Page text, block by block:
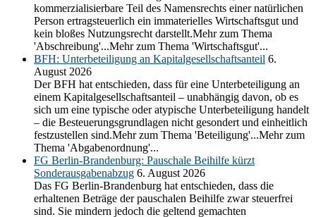
kommerzialisierbare Teil des Namensrechts einer natürlichen
Person ertragsteuerlich ein immaterielles Wirtschaftsgut und
kein bloßes Nutzungsrecht darstellt.Mehr zum Thema
'Abschreibung'...Mehr zum Thema 'Wirtschaftsgut'...
BFH: Unterbeteiligung an Kapitalgesellschaftsanteil 6.
August 2026
Der BFH hat entschieden, dass für eine Unterbeteiligung an
einem Kapitalgesellschaftsanteil – unabhängig davon, ob es
sich um eine typische oder atypische Unterbeteiligung handelt
– die Besteuerungsgrundlagen nicht gesondert und einheitlich
festzustellen sind.Mehr zum Thema 'Beteiligung'...Mehr zum
Thema 'Abgabenordnung'...
FG Berlin-Brandenburg: Pauschale Beihilfe kürzt
Sonderausgabenabzug 6. August 2026
Das FG Berlin-Brandenburg hat entschieden, dass die
erhaltenen Beträge der pauschalen Beihilfe zwar steuerfrei
sind. Sie mindern jedoch die geltend gemachten